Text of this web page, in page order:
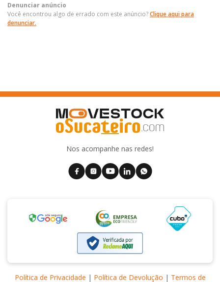
Denunciar anúncio
Você encontrou algo de errado com este anúncio?Clique aqui para
denunciar.
Nos acompanhe nas redes!
Política de Privacidade | Política de Devolução | Termos de